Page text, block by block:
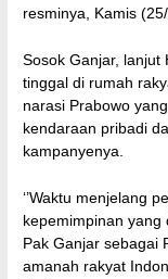
resminya, Kamis
Sosok Ganjar, lanjut
tinggal di rumah
narasi Prabowo
kendaraan pribadi
kampanyenya.
‘’Waktu menjelang
kepemimpinan yang
Pak Ganjar sebagai
amanah rakyat